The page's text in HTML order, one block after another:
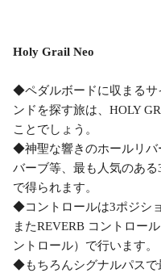
Holy Grail Neo
◆ペダルボードに収まるサ
ンドを探す旅は、HOLY
ことでしょう。
◆神聖な響きのホールリバ
バーブ等、最も人気のあ
で得られます。
◆コントロールは3ポジシ
またREVERB コントロー
ントロール）で行います。
◆もちろんシグナルパスで